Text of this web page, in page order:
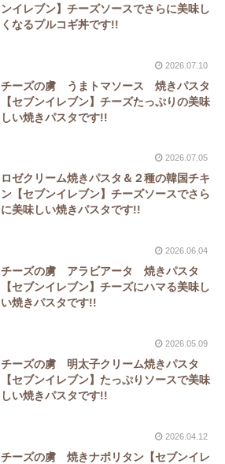
ンイレブン】チーズソースでさらに美味し
くなるプルコギ丼です!!
2026.07.10
チーズの虜 うまトマソース 焼きパスタ
【セブンイレブン】チーズたっぷりの美味
しい焼きパスタです!!
2026.07.05
ロゼクリーム焼きパスタ＆２種の韓国チキ
ン【セブンイレブン】チーズソースでさら
に美味しい焼きパスタです!!
2026.06.04
チーズの虜 アラビアータ 焼きパスタ
【セブンイレブン】チーズにハマる美味し
い焼きパスタです!!
2026.05.09
チーズの虜 明太子クリーム焼きパスタ
【セブンイレブン】たっぷりソースで美味
しい焼きパスタです!!
2026.04.12
チーズの虜 焼きナポリタン【セブンイレ